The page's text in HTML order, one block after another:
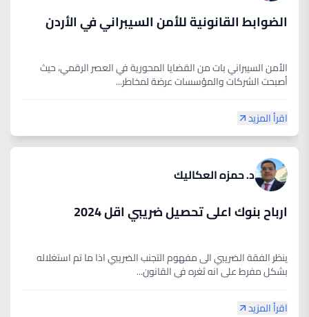
الضوابط القانونية للأمن السيبراني في الأردن
الأمن السيبراني بات من القضايا المحورية في العصر الرقمي، حيث
أصبحت الشركات والمؤسسات عرضة لمخاطر...
اقرأ المزيد
د. حمزه العكاليك
ارباح بنوك اعلى تحصيل ضريبي اقل 2024
ينظر الفقة الضريبي الى مفهوم التجنب الضريبي اذا ما تم استغلاله
بشكل مفرط على انه ثغره في القانون...
اقرأ المزيد